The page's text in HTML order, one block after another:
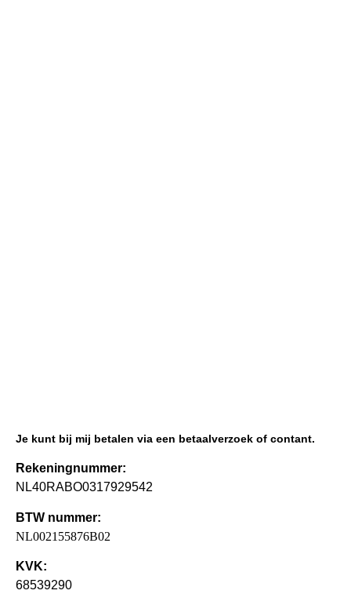
Je kunt bij mij betalen via een betaalverzoek of contant.
Rekeningnummer:
NL40RABO0317929542
BTW nummer:
NL002155876B02
KVK:
68539290